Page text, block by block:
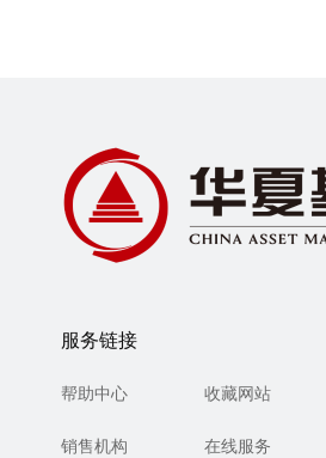
服务链接
帮助中心
销售机构
收藏网站
在线服务